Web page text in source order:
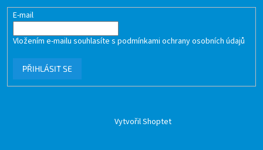
E-mail
Vložením e-mailu souhlasíte s podmínkami ochrany osobních údajů
PŘIHLÁSIT SE
Vytvořil Shoptet